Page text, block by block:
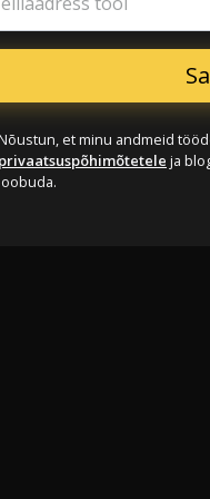
et minu andmeid
ja